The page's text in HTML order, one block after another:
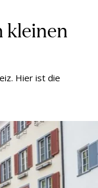
kleinen
Hier ist die